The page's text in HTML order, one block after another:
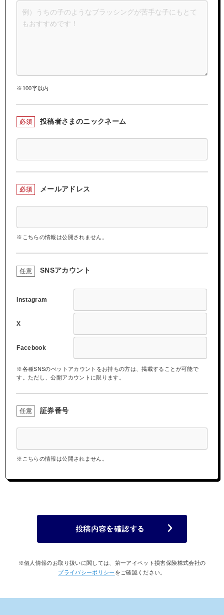
※100字以内
必須 投稿者さまのニックネーム
必須 メールアドレス
※こちらの情報は公開されません。
任意 SNSアカウント
Instagram
X
Facebook
※各種SNSのぺットアカウントをお持ちの方は、掲載することが可能で
す。ただし、公開アカウントに限ります。
任意 証券番号
※こちらの情報は公開されません。
投稿内容を確認する
※個人情報のお取り扱いに関しては、第一アイペット損害保険株式会社の
プライバシーポリシー をご確認ください。